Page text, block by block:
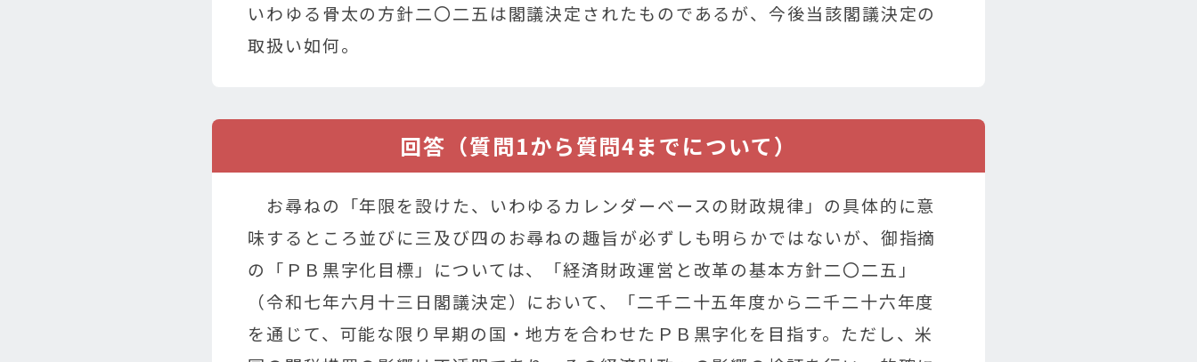
いわゆる骨太の方針二〇二五は閣議決定されたものであるが、今後当該閣議決定の
取扱い如何。
回答（質問1から質問4までについて）
お尋ねの「年限を設けた、いわゆるカレンダーベースの財政規律」の具体的に意
味するところ並びに三及び四のお尋ねの趣旨が必ずしも明らかではないが、御指摘
の「ＰＢ黒字化目標」については、「経済財政運営と改革の基本方針二〇二五」
（令和七年六月十三日閣議決定）において、「二千二十五年度から二千二十六年度
を通じて、可能な限り早期の国・地方を合わせたＰＢ黒字化を目指す。ただし、米